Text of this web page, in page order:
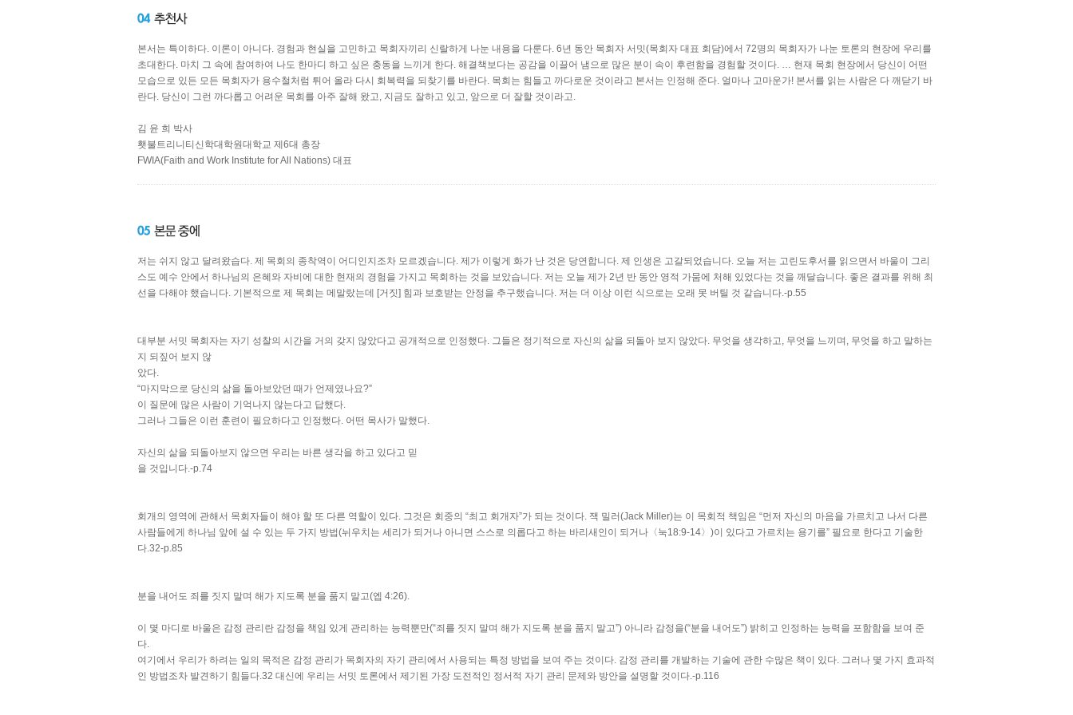
본서는 특이하다. 이론이 아니다. 경험과 현실을 고민하고 목회자끼리 신랄하게 나눈 내용을 다룬다. 6년 동안 목회자 서밋(목회자 대표 회담)에서 72명의 목회자가 나눈 토론의 현장에 우리를
초대한다. 마치 그 속에 참여하여 나도 한마디 하고 싶은 충동을 느끼게 한다. 해결책보다는 공감을 이끌어 냄으로 많은 분이 속이 후련함을 경험할 것이다. … 현재 목회 현장에서 당신이 어떤
모습으로 있든 모든 목회자가 용수철처럼 튀어 올라 다시 회복력을 되찾기를 바란다. 목회는 힘들고 까다로운 것이라고 본서는 인정해 준다. 얼마나 고마운가! 본서를 읽는 사람은 다 깨닫기 바
란다. 당신이 그런 까다롭고 어려운 목회를 아주 잘해 왔고, 지금도 잘하고 있고, 앞으로 더 잘할 것이라고.
김 윤 희 박사
횃불트리니티신학대학원대학교 제6대 총장
FWIA(Faith and Work Institute for All Nations) 대표
저는 쉬지 않고 달려왔습다. 제 목회의 종착역이 어디인지조차 모르겠습니다. 제가 이렇게 화가 난 것은 당연합니다. 제 인생은 고갈되었습니다. 오늘 저는 고린도후서를 읽으면서 바울이 그리
스도 예수 안에서 하나님의 은혜와 자비에 대한 현재의 경험을 가지고 목회하는 것을 보았습니다. 저는 오늘 제가 2년 반 동안 영적 가뭄에 처해 있었다는 것을 깨달습니다. 좋은 결과를 위해 최
선을 다해야 했습니다. 기본적으로 제 목회는 메말랐는데 [거짓] 힘과 보호받는 안정을 추구했습니다. 저는 더 이상 이런 식으로는 오래 못 버틸 것 같습니다.-p.55
대부분 서밋 목회자는 자기 성찰의 시간을 거의 갖지 않았다고 공개적으로 인정했다. 그들은 정기적으로 자신의 삶을 되돌아 보지 않았다. 무엇을 생각하고, 무엇을 느끼며, 무엇을 하고 말하는
지 되짚어 보지 않
았다.
“마지막으로 당신의 삶을 돌아보았던 때가 언제였나요?”
이 질문에 많은 사람이 기억나지 않는다고 답했다.
그러나 그들은 이런 훈련이 필요하다고 인정했다. 어떤 목사가 말했다.
자신의 삶을 되돌아보지 않으면 우리는 바른 생각을 하고 있다고 믿
을 것입니다.-p.74
회개의 영역에 관해서 목회자들이 해야 할 또 다른 역할이 있다. 그것은 회중의 “최고 회개자”가 되는 것이다. 잭 밀러(Jack Miller)는 이 목회적 책임은 “먼저 자신의 마음을 가르치고 나서 다른
사람들에게 하나님 앞에 설 수 있는 두 가지 방법(뉘우치는 세리가 되거나 아니면 스스로 의롭다고 하는 바리새인이 되거나〈눅18:9-14〉)이 있다고 가르치는 용기를” 필요로 한다고 기술한
다.32-p.85
분을 내어도 죄를 짓지 말며 해가 지도록 분을 품지 말고(엡 4:26).
이 몇 마디로 바울은 감정 관리란 감정을 책임 있게 관리하는 능력뿐만(“죄를 짓지 말며 해가 지도록 분을 품지 말고”) 아니라 감정을(“분을 내어도”) 밝히고 인정하는 능력을 포함함을 보여 준
다.
여기에서 우리가 하려는 일의 목적은 감정 관리가 목회자의 자기 관리에서 사용되는 특정 방법을 보여 주는 것이다. 감정 관리를 개발하는 기술에 관한 수많은 책이 있다. 그러나 몇 가지 효과적
인 방법조차 발견하기 힘들다.32 대신에 우리는 서밋 토론에서 제기된 가장 도전적인 정서적 자기 관리 문제와 방안을 설명할 것이다.-p.116